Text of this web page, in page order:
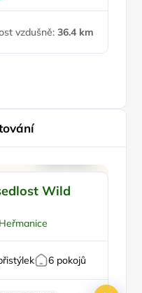
vzdušně: 36.4 km
Wild
6 pokojů